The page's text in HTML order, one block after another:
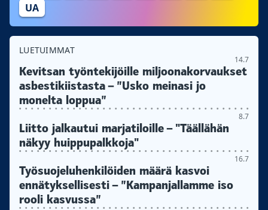
UA
LUETUIMMAT
14.7
Kevitsan työntekijöille miljoonakorvaukset
asbestikiistasta – ”Usko meinasi jo
monelta loppua”
8.7
Liitto jalkautui marjatiloille – "Täällähän
näkyy huippupalkkoja"
16.7
Työsuojeluhenkilöiden määrä kasvoi
ennätyksellisesti – ”Kampanjallamme iso
rooli kasvussa”